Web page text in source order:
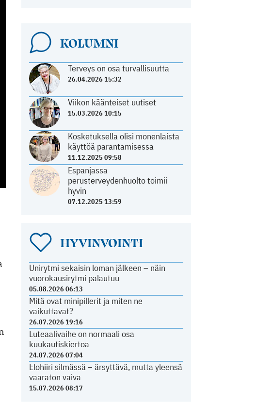
KOLUMNI
Terveys on osa turvallisuutta
26.04.2026 15:32
Viikon käänteiset uutiset
15.03.2026 10:15
Kosketuksella olisi monenlaista
käyttöä parantamisessa
11.12.2025 09:58
Espanjassa
perusterveydenhuolto toimii
hyvin
07.12.2025 13:59
HYVINVOINTI
Unirytmi sekaisin loman jälkeen – näin
vuorokausirytmi palautuu
05.08.2026 06:13
Mitä ovat minipillerit ja miten ne
vaikuttavat?
26.07.2026 19:16
Luteaalivaihe on normaali osa
kuukautiskiertoa
24.07.2026 07:04
Elohiiri silmässä – ärsyttävä, mutta yleensä
vaaraton vaiva
15.07.2026 08:17